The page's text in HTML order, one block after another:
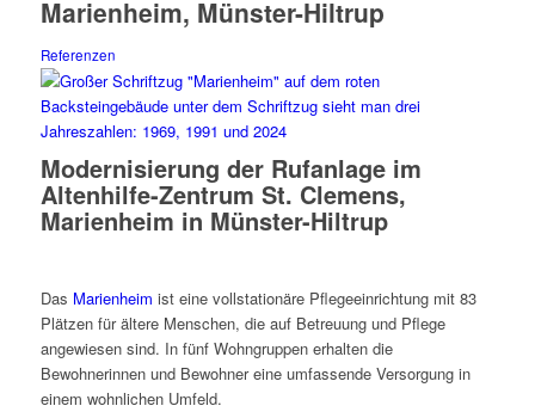
Marienheim, Münster-Hiltrup
Referenzen
Modernisierung der Rufanlage im
Altenhilfe-Zentrum St. Clemens,
Marienheim in Münster-Hiltrup
Das Marienheim ist eine vollstationäre Pflegeeinrichtung mit 83
Plätzen für ältere Menschen, die auf Betreuung und Pflege
angewiesen sind. In fünf Wohngruppen erhalten die
Bewohnerinnen und Bewohner eine umfassende Versorgung in
einem wohnlichen Umfeld.